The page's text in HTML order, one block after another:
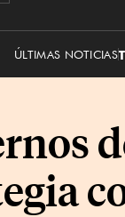
ÚLTIMAS NOTICIAS